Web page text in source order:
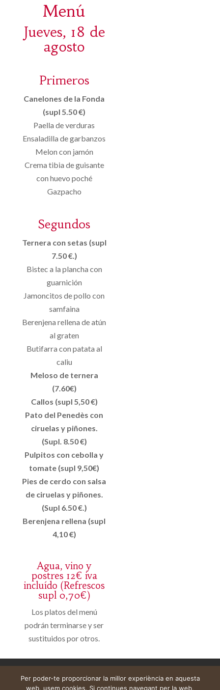
Menú
Jueves, 18 de
agosto
Primeros
Canelones de la Fonda
(supl 5.50 €)
Paella de verduras
Ensaladilla de garbanzos
Melon con jamón
Crema tibia de guisante
con huevo poché
Gazpacho
Segundos
Ternera con setas (supl
7.50 €.)
Bistec a la plancha con
guarnición
Jamoncitos de pollo con
samfaina
Berenjena rellena de atún
al graten
Butifarra con patata al
caliu
Meloso de ternera
(7.60€)
Callos (supl 5,50 €)
Pato del Penedès con
ciruelas y piñones.
(Supl. 8.50 €)
Pulpitos con cebolla y
tomate (supl 9,50€)
Pies de cerdo con salsa
de ciruelas y piñones.
(Supl 6.50 €.)
Berenjena rellena (supl
4,10 €)
Agua, vino y
postres 12€ iva
incluído (Refrescos
supl 0,70€)
Los platos del menú
podrán terminarse y ser
sustituidos por otros.
Per poder-te proporcionar la millor experiència en aquesta
web, usem cookies. Si continues navegant per la web,